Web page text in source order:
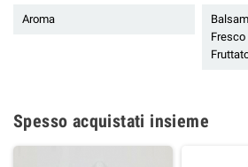
Aroma
Fresco
Spesso acquistati insieme